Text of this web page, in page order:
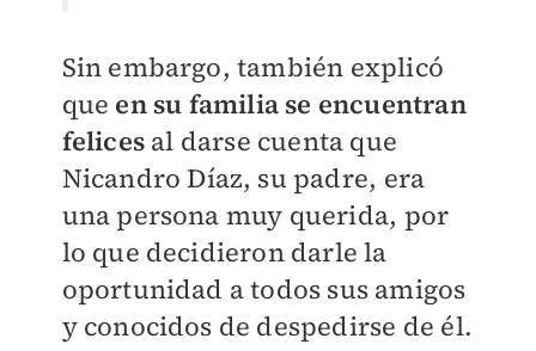
Sin embargo, también explicó
que en su familia se encuentran
felicesal darse cuenta que
Nicandro Díaz, su padre, era
una persona muy querida, por
lo que decidieron darle la
oportunidad a todos sus amigos
y conocidos de despedirse de él.